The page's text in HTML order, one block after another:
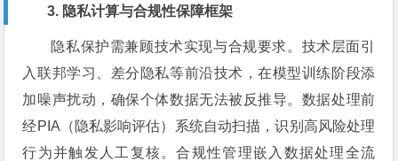
3. 隐私计算与合规性保障框架
隐私保护需兼顾技术实现与合规要求。技术层面引
入联邦学习、差分隐私等前沿技术，在模型训练阶段添
加噪声扰动，确保个体数据无法被反推导。数据处理前
经PIA（隐私影响评估）系统自动扫描，识别高风险处理
行为并触发人工复核。合规性管理嵌入数据处理全流